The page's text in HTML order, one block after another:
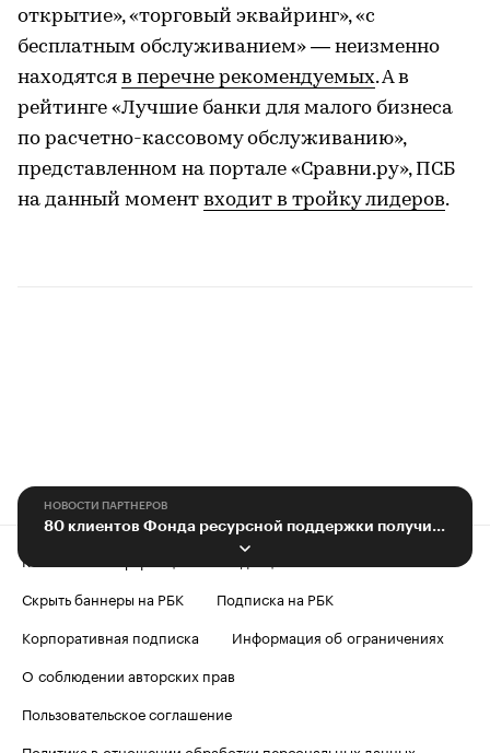
открытие», «торговый эквайринг», «с
бесплатным обслуживанием» — неизменно
находятся в перечне рекомендуемых. А в
рейтинге «Лучшие банки для малого бизнеса
по расчетно-кассовому обслуживанию»,
представленном на портале «Сравни.ру», ПСБ
на данный момент входит в тройку лидеров.
НОВОСТИ ПАРТНЕРОВ
Контактная информация
Редакция
Скрыть баннеры на РБК
Подписка на РБК
Корпоративная подписка
Информация об ограничениях
О соблюдении авторских прав
Пользовательское соглашение